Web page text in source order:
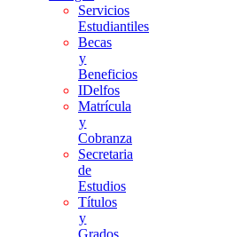
Servicios
Estudiantiles
Becas
y
Beneficios
IDelfos
Matrícula
y
Cobranza
Secretaria
de
Estudios
Títulos
y
Grados